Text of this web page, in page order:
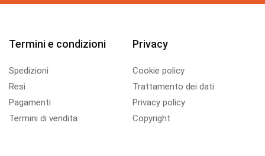
Termini e condizioni
Spedizioni
Resi
Pagamenti
Termini di vendita
Privacy
Cookie policy
Trattamento dei dati
Privacy policy
Copyright